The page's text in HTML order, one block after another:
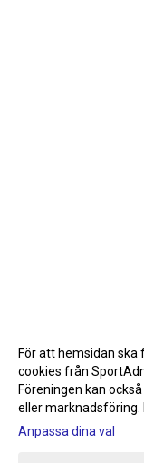
Gå
För att hemsidan
cookies från
Föreningen kan
eller marknadsföring.
Anpassa dina val